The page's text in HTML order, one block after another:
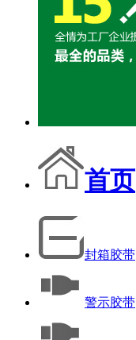
首页
封箱胶带
警示胶带